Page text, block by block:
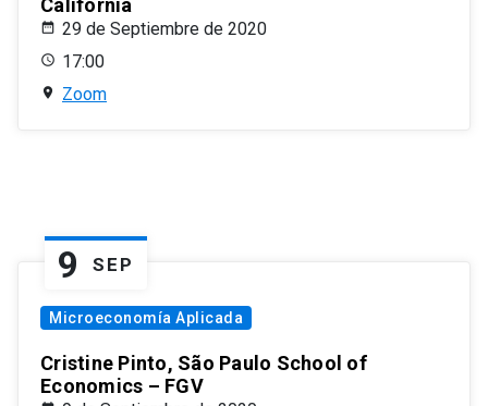
California
29 de Septiembre de 2020
17:00
Zoom
9 SEP
Microeconomía Aplicada
Cristine Pinto, São Paulo School of
Economics – FGV